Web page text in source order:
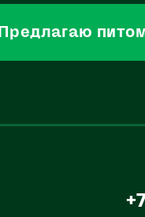
Предлагаю